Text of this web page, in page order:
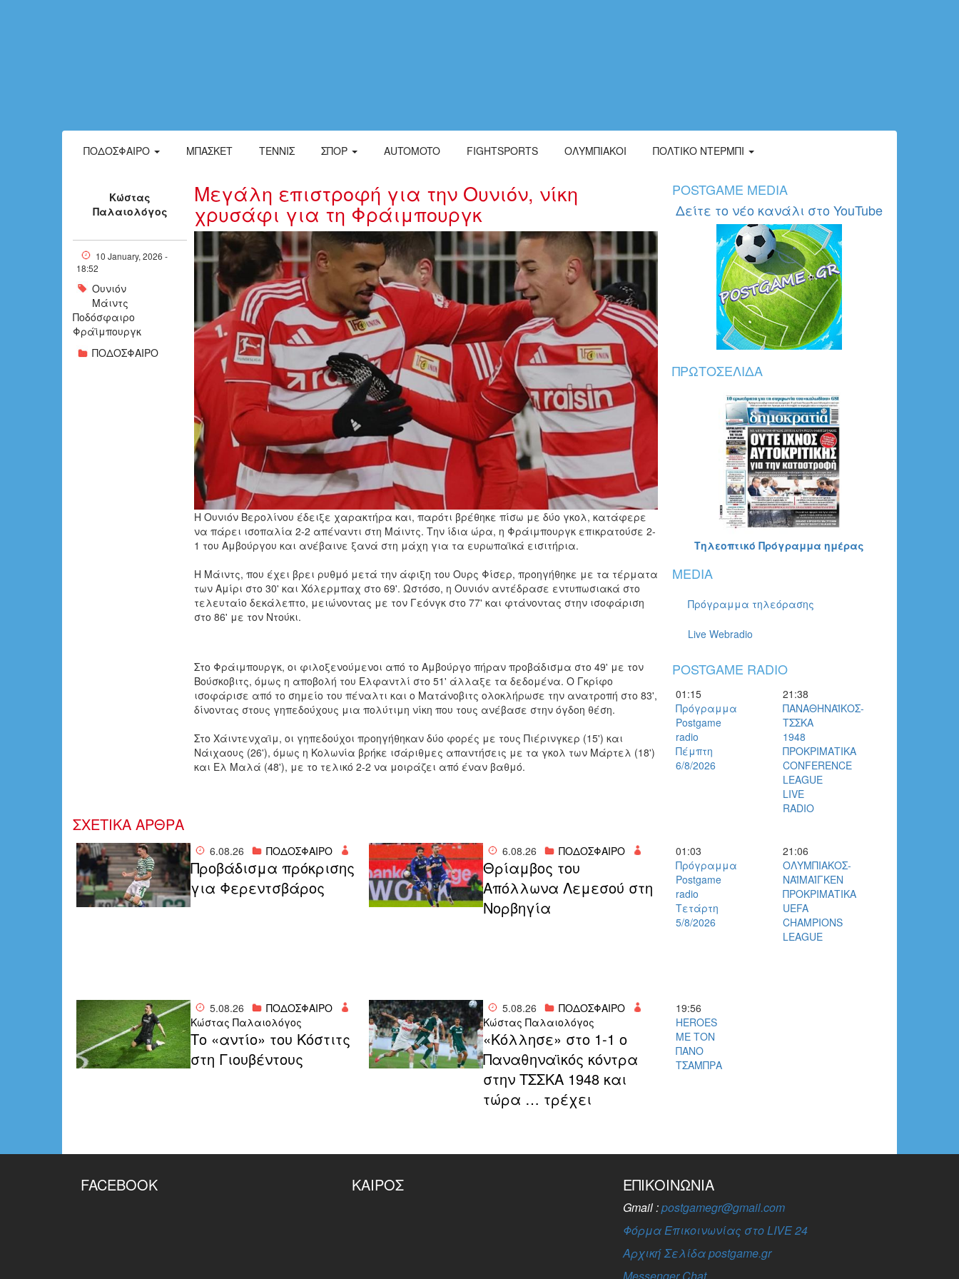
ΠΟΔΌΣΦΑΙΡΟ ΜΠΆΣΚΕΤ ΤΈΝΝΙΣ ΣΠΟΡ AUTOMOTO FIGHTSPORTS ΟΛΥΜΠΙΑΚΟΙ ΠΟΛΤΙΚΌ ΝΤΈΡΜΠΙ
Κώστας
Παλαιολόγος
10 January, 2026 -
18:52
Ουνιόν
Μάιντς
Ποδόσφαιρο
Φράϊμπουργκ
ΠΟΔΟΣΦΑΙΡΟ
Μεγάλη επιστροφή για την Ουνιόν, νίκη
χρυσάφι για τη Φράιμπουργκ
ddddddddd_184929.jpg
Η Ουνιόν Βερολίνου έδειξε χαρακτήρα και, παρότι βρέθηκε πίσω με δύο γκολ, κατάφερε
να πάρει ισοπαλία 2-2 απέναντι στη Μάιντς. Την ίδια ώρα, η Φράιμπουργκ επικρατούσε 2-
1 του Αμβούργου και ανέβαινε ξανά στη μάχη για τα ευρωπαϊκά εισιτήρια.
Η Μάιντς, που έχει βρει ρυθμό μετά την άφιξη του Ουρς Φίσερ, προηγήθηκε με τα τέρματα
των Αμίρι στο 30' και Χόλερμπαχ στο 69'. Ωστόσο, η Ουνιόν αντέδρασε εντυπωσιακά στο
τελευταίο δεκάλεπτο, μειώνοντας με τον Γεόνγκ στο 77' και φτάνοντας στην ισοφάριση
στο 86' με τον Ντούκι.
Στο Φράιμπουργκ, οι φιλοξενούμενοι από το Αμβούργο πήραν προβάδισμα στο 49' με τον
Βούσκοβιτς, όμως η αποβολή του Ελφαντλί στο 51' άλλαξε τα δεδομένα. Ο Γκρίφο
ισοφάρισε από το σημείο του πέναλτι και ο Ματάνοβιτς ολοκλήρωσε την ανατροπή στο 83',
δίνοντας στους γηπεδούχους μια πολύτιμη νίκη που τους ανέβασε στην όγδοη θέση.
Στο Χάιντενχαϊμ, οι γηπεδούχοι προηγήθηκαν δύο φορές με τους Πιέρινγκερ (15') και
Νάιχαους (26'), όμως η Κολωνία βρήκε ισάριθμες απαντήσεις με τα γκολ των Μάρτελ (18')
και Ελ Μαλά (48'), με το τελικό 2-2 να μοιράζει από έναν βαθμό.
ΣΧΕΤΙΚΑ ΑΡΘΡΑ
6.08.26 ΠΟΔΟΣΦΑΙΡΟ
Προβάδισμα πρόκρισης
για Φερεντσβάρος
6.08.26 ΠΟΔΟΣΦΑΙΡΟ
Θρίαμβος του
Απόλλωνα Λεμεσού στη
Νορβηγία
5.08.26
ΠΟΔΟΣΦΑΙΡΟ
Κώστας Παλαιολόγος
Το «αντίο» του Κόστιτς
στη Γιουβέντους
5.08.26
ΠΟΔΟΣΦΑΙΡΟ
Κώστας Παλαιολόγος
«Κόλλησε» στο 1-1 ο
Παναθηναϊκός κόντρα
στην ΤΣΣΚΑ 1948 και
τώρα … τρέχει
POSTGAME MEDIA
Δείτε το νέο κανάλι στο YouTube
ΠΡΩΤΟΣΈΛΙΔΑ
Τηλεοπτικό Πρόγραμμα ημέρας
MEDIA
Πρόγραμμα τηλεόρασης
Live Webradio
POSTGAME RADIO
01:15
Πρόγραμμα
Postgame
radio
Πέμπτη
6/8/2026
21:38
ΠΑΝΑΘΗΝΑΪΚΟΣ-
ΤΣΣΚΑ
1948
ΠΡΟΚΡΙΜΑΤΙΚΑ
CONFERENCE
LEAGUE
LIVE
RADIO
01:03
Πρόγραμμα
Postgame
radio
Τετάρτη
5/8/2026
21:06
ΟΛΥΜΠΙΑΚΟΣ-
ΝΑΪΜΑΊΓΚΕΝ
ΠΡΟΚΡΙΜΑΤΙΚΑ
UEFA
CHAMPIONS
LEAGUE
19:56
HEROES
ΜΕ ΤΟΝ
ΠΑΝΟ
ΤΣΑΜΠΡΑ
FACEBOOK ΚΑΙΡΌΣ ΕΠΙΚΟΙΝΩΝΊΑ
Gmail :postgamegr@gmail.com
Φόρμα Επικοινωνίας στο LIVE 24
Αρχική Σελίδα postgame.gr
Messenger Chat